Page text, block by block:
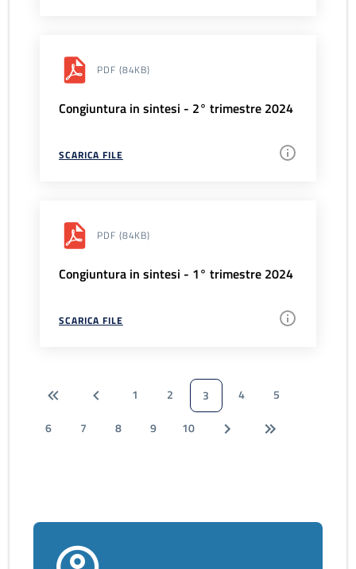
PDF (84KB)
Congiuntura in sintesi - 2° trimestre 2024
SCARICA FILE
PDF (84KB)
Congiuntura in sintesi - 1° trimestre 2024
SCARICA FILE
1 2 3 4
5
6
7 8 9 10